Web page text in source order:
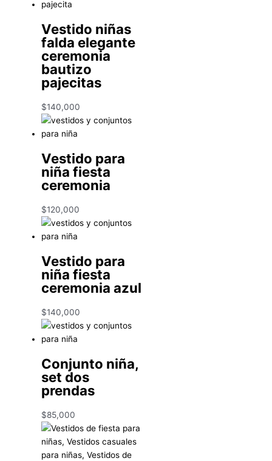
Vestido niñas
falda elegante
ceremonia
bautizo
pajecitas
$140,000
Vestido para
niña fiesta
ceremonia
$120,000
Vestido para
niña fiesta
ceremonia azul
$140,000
Conjunto niña,
set dos
prendas
$85,000